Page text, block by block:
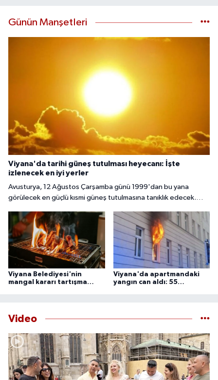
Günün Manşetleri
Viyana'da tarihi güneş tutulması heyecanı: İşte
izlenecek en iyi yerler
Avusturya, 12 Ağustos Çarşamba günü 1999'dan bu yana
görülecek en güçlü kısmi güneş tutulmasına tanıklık edecek.
85 ila 89'unun Ay tarafından örtüleceği bu nadir doğa olayını
izlemek için çeşitli noktalarda bir araya gelecek.
Viyana Belediyesi'nin
mangal kararı tartışma
Viyana'da apartmandaki
yangın can aldı: 55
Video